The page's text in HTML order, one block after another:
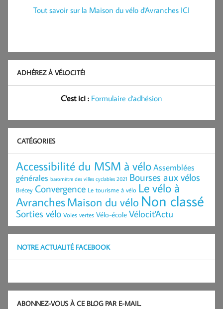
Tout savoir sur la Maison du vélo d'Avranches ICI
ADHÉREZ À VÉLOCITÉ!
C'est ici : Formulaire d'adhésion
CATÉGORIES
Accessibilité du MSM à véloAssemblées
générales baromètre des villes cyclables 2021 Bourses aux vélos
Brécey Convergence Le tourisme à vélo Le vélo à
AvranchesMaison du vélo Non classé
Sorties vélo Voies vertes Vélo-école Vélocit'Actu
NOTRE ACTUALITÉ FACEBOOK
ABONNEZ-VOUS À CE BLOG PAR E-MAIL.